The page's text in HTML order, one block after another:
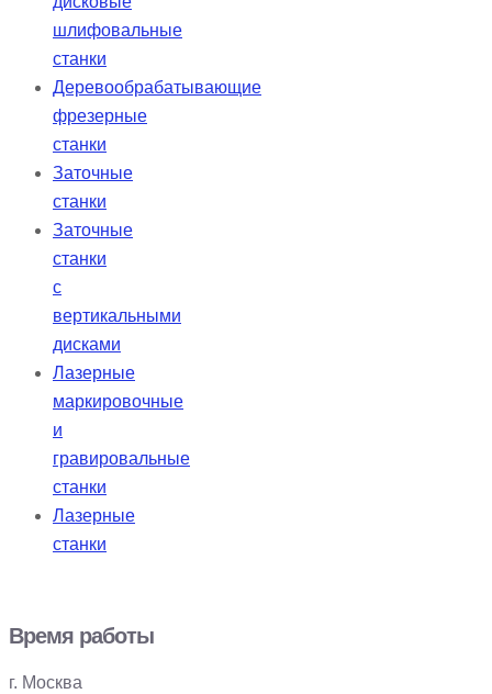
шлифовальные
станки
Деревообрабатывающие
фрезерные
станки
Заточные
станки
Заточные
станки
с
вертикальными
дисками
Лазерные
маркировочные
и
гравировальные
станки
Лазерные
станки
Время работы
г. Москва